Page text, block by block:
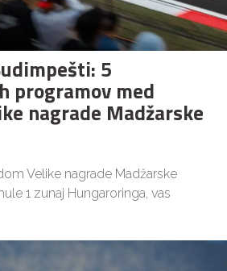
5
programov med
nagrade Madžarske
Velike nagrade Madžarske
1 zunaj Hungaroringa, vas